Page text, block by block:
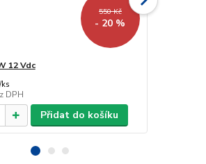
550 Kč
- 20 %
12 Vdc
ks
DPH
Přidat do košíku